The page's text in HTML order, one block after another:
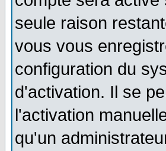
seule raison
vous vous
configuration du
d'activation. Il se
l'activation
qu'un